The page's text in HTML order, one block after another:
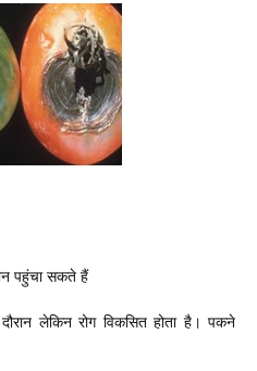
पहुंचा सकते हैं
लेकिन रोग विकसित होता है। पकने